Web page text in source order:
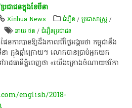
ជាជន​ក្នុង​ខែមីនា​
Xinhua News ជំរឿន /ប្រជាសាស្ត្រ /
ឆាយ​ ថន​ /​ជំរឿន​ប្រជាជន​
ការ​បានឱ្យ​ដឹង​កាលពី​ថ្ងៃ​អង្គា​រថា​ កម្ពុជា​នឹង​
ា​ ក្នុង​ឆ្នាំ​ក្រោយ​។​ លោក​បាន​ប្រាប់​អ្នក​យក​
រាជធានី​ភ្នំពេញ​ថា​ «​យើង​គ្រោង​ចំណាយ​ថវិកា​
english/2018-